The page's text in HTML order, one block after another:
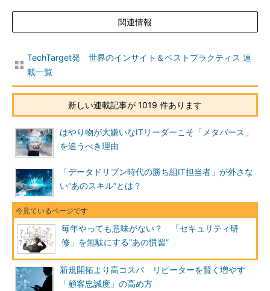
関連情報
TechTarget発 世界のインサイト＆ベストプラクティス 連
載一覧
新しい連載記事が 1019 件あります
はやり物が大嫌いなITリーダーこそ「メタバース」
を追うべき理由
「データドリブン時代の勝ち組IT担当者」が外さな
い“あのスキル”とは？
毎年やっても意味がない？ 「セキュリティ研
修」を無駄にする“あの慣習”
新規開拓より高コスパ リピーターを賢く増やす
「顧客忠誠度」の高め方